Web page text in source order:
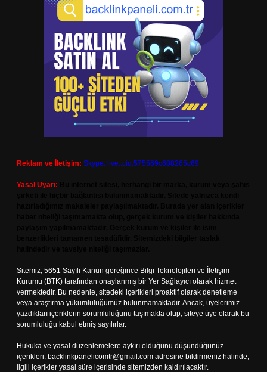
Reklam ve İletişim: Skype: live:.cid.575569c608265c69
Yasal Uyarı:
Sitemiz, 5651 Sayılı Kanun gereğince Bilgi Teknolojileri ve İletişim
Kurumu (BTK) tarafından onaylanmış bir Yer Sağlayıcı olarak hizmet
vermektedir. Bu nedenle, sitedeki içerikleri proaktif olarak denetleme
veya araştırma yükümlülüğümüz bulunmamaktadır. Ancak, üyelerimiz
yazdıkları içeriklerin sorumluluğunu taşımakta olup, siteye üye olarak bu
sorumluluğu kabul etmiş sayılırlar.
Hukuka ve yasal düzenlemelere aykırı olduğunu düşündüğünüz
içerikleri, backlinkpanelicomtr@gmail.com adresine bildirmeniz halinde,
ilgili içerikler yasal süre içerisinde sitemizden kaldırılacaktır.